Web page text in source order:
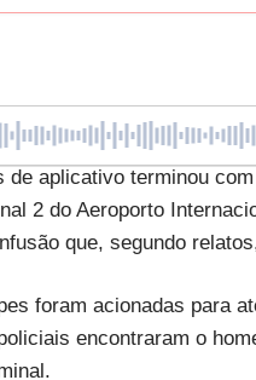
aplicativo terminou
2 do Aeroporto
que, segundo
foram acionadas para
encontraram o